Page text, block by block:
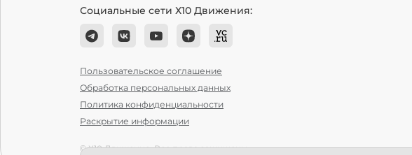
Социальные сети Х10 Движения:
Пользовательское соглашение
Обработка персональных данных
Политика конфиденциальности
Раскрытие информации
© Х10 Движение. Все права защищены.